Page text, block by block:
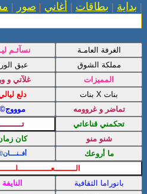
| بداية | بطاقات | أغاني | صور |